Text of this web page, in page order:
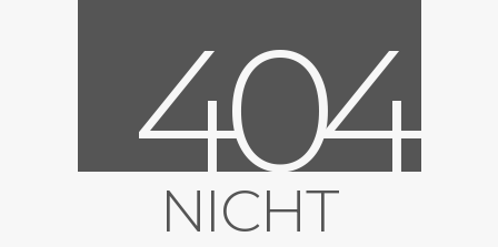
404
NICHT